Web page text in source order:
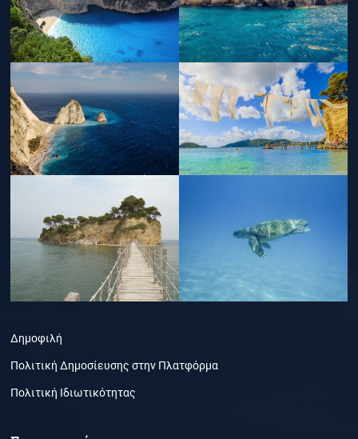
Δημοφιλή
Πολιτική Δημοσίευσης στην Πλατφόρμα
Πολιτική Ιδιωτικότητας